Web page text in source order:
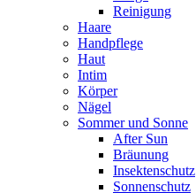
Reinigung
Haare
Handpflege
Haut
Intim
Körper
Nägel
Sommer und Sonne
After Sun
Bräunung
Insektenschutz
Sonnenschutz